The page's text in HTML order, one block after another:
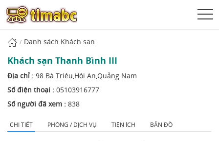
Danh sách Khách sạn
Khách sạn Thanh Bình III
Địa chỉ : 98 Bà Triệu,Hội An,Quảng Nam
Số điện thoại : 05103916777
Số người đã xem : 838
CHI TIẾT PHÒNG / DỊCH VỤ TIỆN ÍCH BẢN ĐỒ